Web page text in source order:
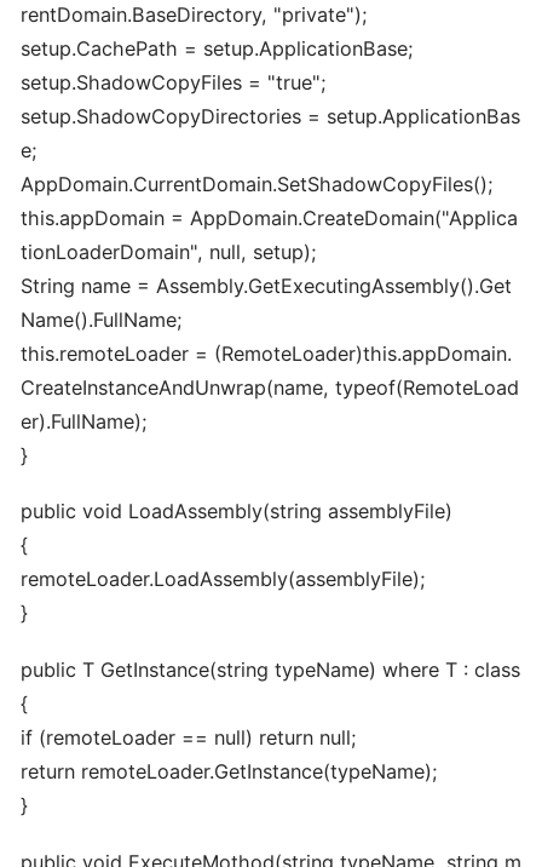
rentDomain.BaseDirectory, "private");
setup.CachePath = setup.ApplicationBase;
setup.ShadowCopyFiles = "true";
setup.ShadowCopyDirectories = setup.ApplicationBas
e;
AppDomain.CurrentDomain.SetShadowCopyFiles();
this.appDomain = AppDomain.CreateDomain("Applica
tionLoaderDomain", null, setup);
String name = Assembly.GetExecutingAssembly().Get
Name().FullName;
this.remoteLoader = (RemoteLoader)this.appDomain.
CreateInstanceAndUnwrap(name, typeof(RemoteLoad
er).FullName);
}
public void LoadAssembly(string assemblyFile)
{
remoteLoader.LoadAssembly(assemblyFile);
}
public T GetInstance(string typeName) where T : class
{
if (remoteLoader == null) return null;
return remoteLoader.GetInstance(typeName);
}
public void ExecuteMothod(string typeName, string m